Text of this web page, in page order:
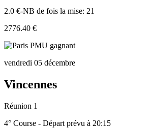
2.0 €-NB de fois la mise: 21
2776.40 €
vendredi 05 décembre
Vincennes
Réunion 1
4° Course - Départ prévu à 20:15